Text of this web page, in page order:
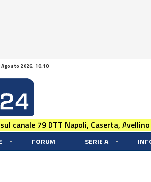
Agosto 2026, 10:10
canale 79 DTT Napoli, Caserta,
FORUM SERIE A